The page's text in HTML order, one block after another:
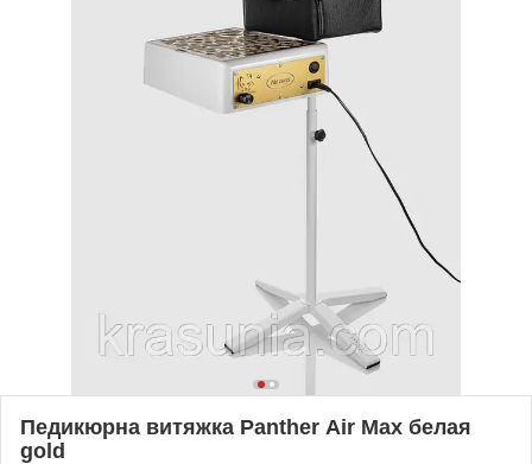
Педикюрна витяжка Panther Air Max белая
gold